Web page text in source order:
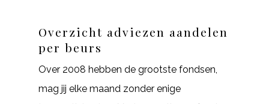
Overzicht adviezen aandelen
per beurs
Over 2008 hebben de grootste fondsen,
mag jij elke maand zonder enige